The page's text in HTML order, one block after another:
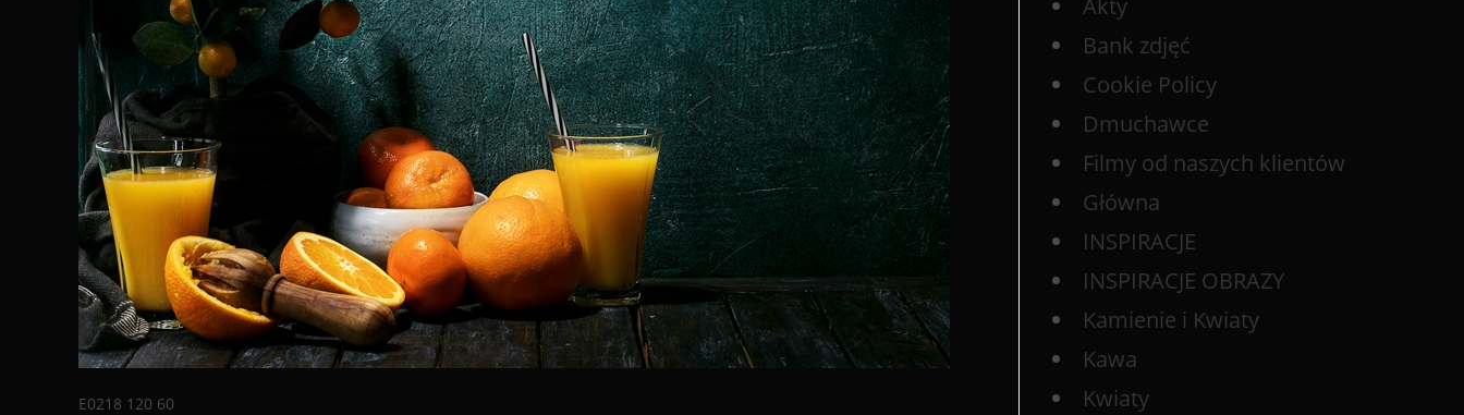
E0218 120 60
Akty
Bank zdjęć
Cookie Policy
Dmuchawce
Filmy od naszych klientów
Główna
INSPIRACJE
INSPIRACJE OBRAZY
Kamienie i Kwiaty
Kawa
Kwiaty